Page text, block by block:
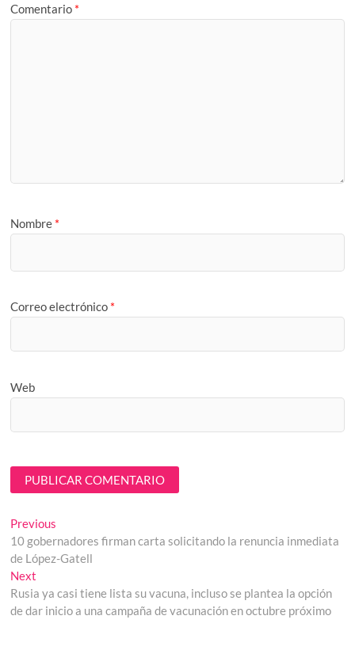
Comentario *
Nombre *
Correo electrónico *
Web
Navegación
de
entradas
Previous
post:
10 gobernadores firman carta solicitando la renuncia inmediata
de López-Gatell
Next
post:
Rusia ya casi tiene lista su vacuna, incluso se plantea la opción
de dar inicio a una campaña de vacunación en octubre próximo